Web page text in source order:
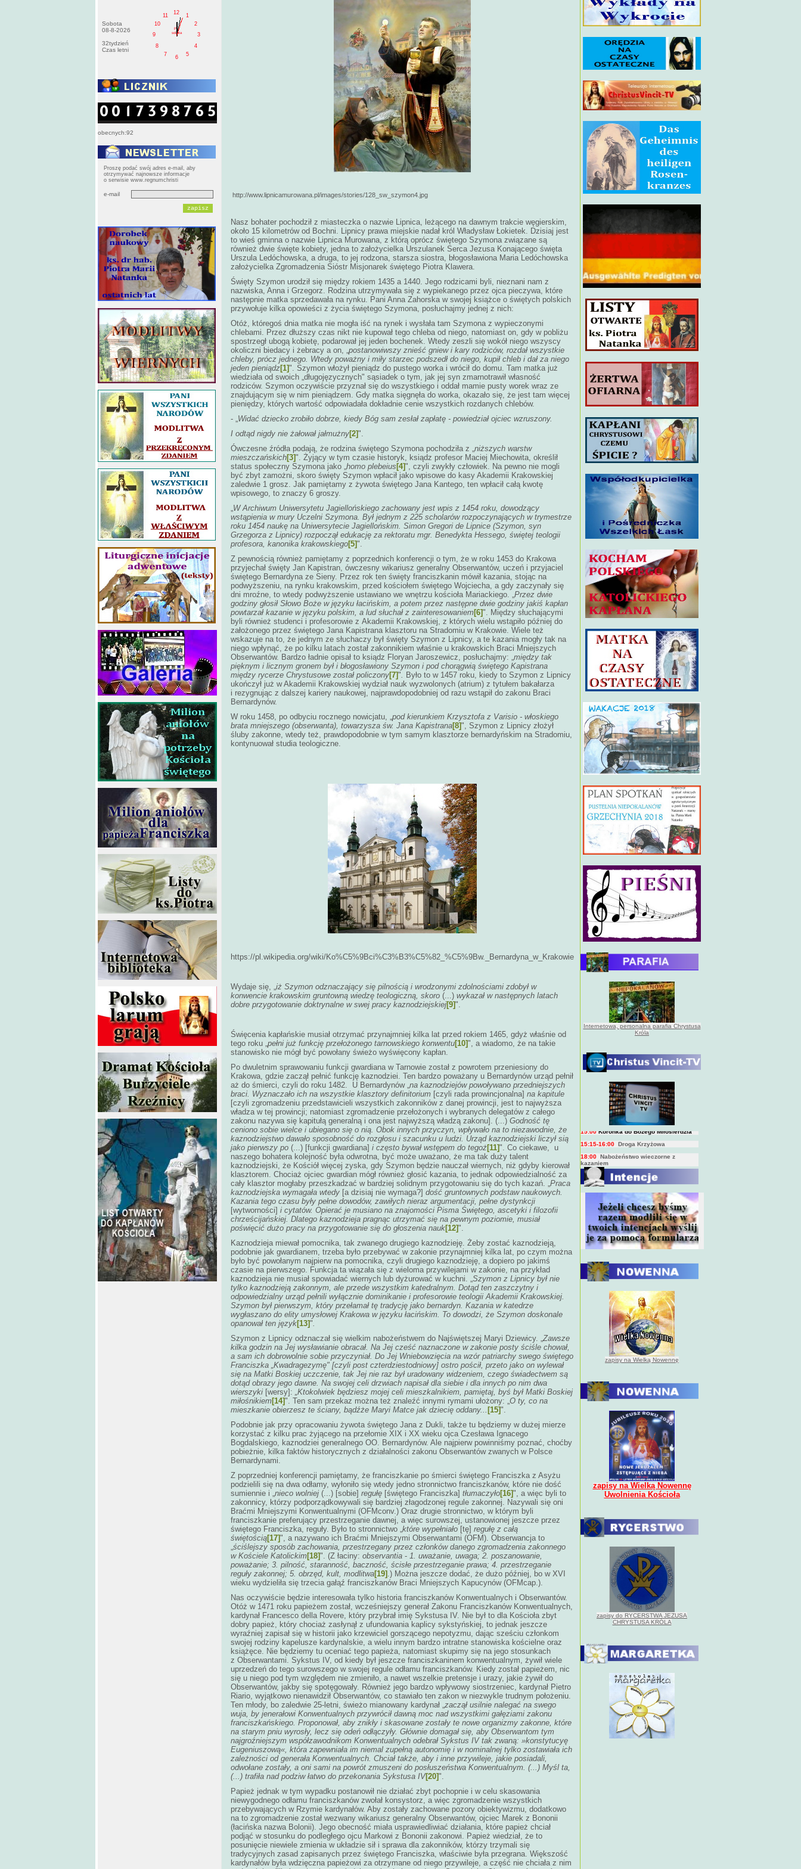
Sobota
08-8-2026
32tydzień
Czas letni
1
2
3
4
5
6
7
8
9
10
11
12
PM
sobota
obecnych:92
Proszę podać swój adres e-mail, aby
otrzymywać najnowsze informacje
o serwisie www.regnumchristi
e-mail http://www.lipnicamurowana.pl/images/stories/128_sw_szymon4.jpg
Nasz bohater pochodził z miasteczka o nazwie Lipnica, leżącego na dawnym trakcie węgierskim,
około 15 kilometrów od Bochni. Lipnicy prawa miejskie nadał król Władysław Łokietek. Dzisiaj jest
to wieś gminna o nazwie Lipnica Murowana, z którą oprócz świętego Szymona związane są
również dwie święte kobiety, jedna to założycielka Urszulanek Serca Jezusa Konającego święta
Urszula Ledóchowska, a druga, to jej rodzona, starsza siostra, błogosławiona Maria Ledóchowska
założycielka Zgromadzenia Sióstr Misjonarek świętego Piotra Klawera.
Święty Szymon urodził się między rokiem 1435 a 1440. Jego rodzicami byli, nieznani nam z
nazwiska, Anna i Grzegorz. Rodzina utrzymywała się z wypiekanego przez ojca pieczywa, które
następnie matka sprzedawała na rynku. Pani Anna Zahorska w swojej książce o świętych polskich
przywołuje kilka opowieści z życia świętego Szymona, posłuchajmy jednej z nich:
Otóż, któregoś dnia matka nie mogła iść na rynek i wysłała tam Szymona z wypieczonymi
chlebami. Przez dłuższy czas nikt nie kupował tego chleba od niego, natomiast on, gdy w pobliżu
spostrzegł ubogą kobietę, podarował jej jeden bochenek. Wtedy zeszli się wokół niego wszyscy
okoliczni biedacy i żebracy a on, „postanowiwszy znieść gniew i kary rodziców, rozdał wszystkie
chleby, prócz jednego. Wtedy poważny i miły starzec podszedł do niego, kupił chleb i dał za niego
jeden pieniądz[1]". Szymon włożył pieniądz do pustego worka i wrócił do domu. Tam matka już
wiedziała od swoich „długojęzycznych" sąsiadek o tym, jak jej syn zmarnotrawił własność
rodziców. Szymon oczywiście przyznał się do wszystkiego i oddał mamie pusty worek wraz ze
znajdującym się w nim pieniądzem. Gdy matka sięgnęła do worka, okazało się, że jest tam więcej
pieniędzy, których wartość odpowiadała dokładnie cenie wszystkich rozdanych chlebów.
- „Widać dziecko zrobiło dobrze, kiedy Bóg sam zesłał zapłatę - powiedział ojciec wzruszony.
I odtąd nigdy nie żałował jałmużny[2]".
Ówczesne źródła podają, że rodzina świętego Szymona pochodziła z „niższych warstw
mieszczańskich[3]". Żyjący w tym czasie historyk, ksiądz profesor Maciej Miechowita, określił
status społeczny Szymona jako „homo plebeius [4]", czyli zwykły człowiek. Na pewno nie mogli
być zbyt zamożni, skoro święty Szymon wpłacił jako wpisowe do kasy Akademii Krakowskiej
zaledwie 1 grosz. Jak pamiętamy z żywota świętego Jana Kantego, ten wpłacił całą kwotę
wpisowego, to znaczy 6 groszy.
„W Archiwum Uniwersytetu Jagiellońskiego zachowany jest wpis z 1454 roku, dowodzący
wstąpienia w mury Uczelni Szymona. Był jednym z 225 scholarów rozpoczynających w trymestrze
roku 1454 naukę na Uniwersytecie Jagiellońskim. Simon Gregori de Lipnice (Szymon, syn
Grzegorza z Lipnicy) rozpoczął edukację za rektoratu mgr. Benedykta Hessego, świętej teologii
profesora, kanonika krakowskiego[5]".
Z pewnością również pamiętamy z poprzednich konferencji o tym, że w roku 1453 do Krakowa
przyjechał święty Jan Kapistran, ówczesny wikariusz generalny Obserwantów, uczeń i przyjaciel
świętego Bernardyna ze Sieny. Przez rok ten święty franciszkanin mówił kazania, stojąc na
podwyższeniu, na rynku krakowskim, przed kościołem świętego Wojciecha, a gdy zaczynały się
dni mroźne, to wtedy podwyższenie ustawiano we wnętrzu kościoła Mariackiego. „Przez dwie
godziny głosił Słowo Boże w języku łacińskim, a potem przez następne dwie godziny jakiś kapłan
powtarzał kazanie w języku polskim, a lud słuchał z zainteresowaniem[6]". Między słuchającymi
byli również studenci i profesorowie z Akademii Krakowskiej, z których wielu wstąpiło później do
założonego przez świętego Jana Kapistrana klasztoru na Stradomiu w Krakowie. Wiele też
wskazuje na to, że jednym ze słuchaczy był święty Szymon z Lipnicy, a te kazania mogły tak na
niego wpłynąć, że po kilku latach został zakonnikiem właśnie u krakowskich Braci Mniejszych
Obserwantów. Bardzo ładnie opisał to ksiądz Floryan Jaroszewicz, posłuchajmy: „między tak
pięknym i licznym gronem był i błogosławiony Szymon i pod chorągwią świętego Kapistrana
między rycerze Chrystusowe został policzony[7]". Było to w 1457 roku, kiedy to Szymon z Lipnicy
ukończył już w Akademii Krakowskiej wydział nauk wyzwolonych (atrium) z tytułem bakałarza
i rezygnując z dalszej kariery naukowej, najprawdopodobniej od razu wstąpił do zakonu Braci
Bernardynów.
W roku 1458, po odbyciu rocznego nowicjatu, „pod kierunkiem Krzysztofa z Varisio - włoskiego
brata mniejszego (obserwanta), towarzysza św. Jana Kapistrana[8]", Szymon z Lipnicy złożył
śluby zakonne, wtedy też, prawdopodobnie w tym samym klasztorze bernardyńskim na Stradomiu,
kontynuował studia teologiczne.
https://pl.wikipedia.org/wiki/Ko%C5%9Bci%C3%B3%C5%82_%C5%9Bw._Bernardyna_w_Krakowie
Wydaje się, „iż Szymon odznaczający się pilnością i wrodzonymi zdolnościami zdobył w
konwencie krakowskim gruntowną wiedzę teologiczną, skoro(...) wykazał w następnych latach
dobre przygotowanie doktrynalne w swej pracy kaznodziejskiej[9]".
Święcenia kapłańskie musiał otrzymać przynajmniej kilka lat przed rokiem 1465, gdyż właśnie od
tego roku „pełni już funkcję przełożonego tarnowskiego konwentu[10]", a wiadomo, że na takie
stanowisko nie mógł być powołany świeżo wyświęcony kapłan.
Po dwuletnim sprawowaniu funkcji gwardiana w Tarnowie został z powrotem przeniesiony do
Krakowa, gdzie zaczął pełnić funkcję kaznodziei. Ten bardzo poważany u Bernardynów urząd pełnił
aż do śmierci, czyli do roku 1482. U Bernardynów „na kaznodziejów powoływano przedniejszych
braci. Wyznaczało ich na wszystkie klasztory definitorium [czyli rada prowincjonalna] na kapitule
[czyli zgromadzeniu przedstawicieli wszystkich zakonników z danej prowincji, jest to najwyższa
władza w tej prowincji; natomiast zgromadzenie przełożonych i wybranych delegatów z całego
zakonu nazywa się kapitułą generalną i ona jest najwyższą władzą zakonu]. (...) Godność tę
ceniono sobie wielce i ubiegano się o nią. Obok innych przyczyn, wpływało na to niezawodnie, że
kaznodziejstwo dawało sposobność do rozgłosu i szacunku u ludzi. Urząd kaznodziejski liczył sią
jako pierwszy po (...) [funkcji gwardiana] i często bywał wstępem do tegoż[11]". Co ciekawe, u
naszego bohatera kolejność była odwrotna, być może uważano, że ma tak duży talent
kaznodziejski, że Kościół więcej zyska, gdy Szymon będzie nauczał wiernych, niż gdyby kierował
klasztorem. Chociaż ojciec gwardian mógł również głosić kazania, to jednak odpowiedzialność za
cały klasztor mogłaby przeszkadzać w bardziej solidnym przygotowaniu się do tych kazań. „Praca
kaznodziejska wymagała wtedy[a dzisiaj nie wymaga?] dość gruntownych podstaw naukowych.
Kazania tego czasu były pełne dowodów, zawiłych nieraz argumentacji, pełne dystynkcji
[wytworności] i cytatów. Opierać je musiano na znajomości Pisma Świętego, ascetyki i filozofii
chrześcijańskiej. Dlatego kaznodzieja pragnąc utrzymać się na pewnym poziomie, musiał
poświęcić dużo pracy na przygotowanie się do głoszenia nauk[12]".
Kaznodzieja miewał pomocnika, tak zwanego drugiego kaznodzieję. Żeby zostać kaznodzieją,
podobnie jak gwardianem, trzeba było przebywać w zakonie przynajmniej kilka lat, po czym można
było być powołanym najpierw na pomocnika, czyli drugiego kaznodzieję, a dopiero po jakimś
czasie na pierwszego. Funkcja ta wiązała się z wieloma przywilejami w zakonie, na przykład
kaznodzieja nie musiał spowiadać wiernych lub dyżurować w kuchni. „Szymon z Lipnicy był nie
tylko kaznodzieją zakonnym, ale przede wszystkim katedralnym. Dotąd ten zaszczytny i
odpowiedzialny urząd pełnili wyłącznie dominikanie i profesorowie teologii Akademii Krakowskiej.
Szymon był pierwszym, który przełamał tę tradycję jako bernardyn. Kazania w katedrze
wygłaszano do elity umysłowej Krakowa w języku łacińskim. To dowodzi, że Szymon doskonale
opanował ten język[13]".
Szymon z Lipnicy odznaczał się wielkim nabożeństwem do Najświętszej Maryi Dziewicy. „Zawsze
kilka godzin na Jej wysławianie obracał. Na Jej cześć naznaczone w zakonie posty ściśle chował,
a sam ich dobrowolnie sobie przyczyniał. Do Jej Wniebowzięcia na wzór patriarchy swego świętego
Franciszka „Kwadragezymę" [czyli post czterdziestodniowy] ostro pościł, przeto jako on wylewał
się na Matki Boskiej uczczenie, tak Jej nie raz był uradowany widzeniem, czego świadectwem są
dotąd obrazy jego dawne. Na swojej celi drzwiach napisał dla siebie i dla innych po nim dwa
wierszyki [wersy]: „Ktokolwiek będziesz mojej celi mieszkalnikiem, pamiętaj, byś był Matki Boskiej
miłośnikiem[14]". Ten sam przekaz można też znaleźć innymi rymami ułożony: „O ty, co na
mieszkanie obierzesz te ściany, bądźże Maryi Matce jak dziecię oddany... [15]".
Podobnie jak przy opracowaniu żywota świętego Jana z Dukli, także tu będziemy w dużej mierze
korzystać z kilku prac żyjącego na przełomie XIX i XX wieku ojca Czesława Ignacego
Bogdalskiego, kaznodziei generalnego OO. Bernardynów. Ale najpierw powinniśmy poznać, choćby
pobieżnie, kilka faktów historycznych z działalności zakonu Obserwantów zwanych w Polsce
Bernardynami.
Z poprzedniej konferencji pamiętamy, że franciszkanie po śmierci świętego Franciszka z Asyżu
podzielili się na dwa odłamy, wyłoniło się wtedy jedno stronnictwo franciszkanów, które nie dość
sumiennie i „nieco wolniej(...) [sobie] regułę[świętego Franciszka] tłumaczyło[16]", a więc byli to
zakonnicy, którzy podporządkowywali się bardziej złagodzonej regule zakonnej. Nazywali się oni
Braćmi Mniejszymi Konwentualnymi (OFMconv.) Oraz drugie stronnictwo, w którym byli
franciszkanie preferujący przestrzeganie dawnej, a więc surowszej, ustanowionej jeszcze przez
świętego Franciszka, reguły. Było to stronnictwo „które wypełniało[tę] regułę z całą
świętością[17]", a nazywano ich Braćmi Mniejszymi Obserwantami (OFM). Obserwancja to
„ściślejszy sposób zachowania, przestrzegany przez członków danego zgromadzenia zakonnego
w Kościele Katolickim[18]". (Z łaciny: observantia- 1. uważanie, uwaga; 2. poszanowanie,
poważanie; 3. pilność, staranność, baczność, ścisłe przestrzeganie prawa; 4. przestrzeganie
reguły zakonnej; 5. obrzęd, kult, modlitwa[19] .) Można jeszcze dodać, że dużo później, bo w XVI
wieku wydzieliła się trzecia gałąź franciszkanów Braci Mniejszych Kapucynów (OFMcap.).
Nas oczywiście będzie interesowała tylko historia franciszkanów Konwentualnych i Obserwantów.
Otóż w 1471 roku papieżem został, wcześniejszy generał Zakonu Franciszkanów Konwentualnych,
kardynał Francesco della Rovere, który przybrał imię Sykstusa IV. Nie był to dla Kościoła zbyt
dobry papież, który chociaż zasłynął z ufundowania kaplicy sykstyńskiej, to jednak jeszcze
wyraźniej zapisał się w historii jako krzewiciel gorszącego nepotyzmu, dając sześciu członkom
swojej rodziny kapelusze kardynalskie, a wielu innym bardzo intratne stanowiska kościelne oraz
książęce. Nie będziemy tu oceniać tego papieża, natomiast skupimy się na jego stosunkach
z Obserwantami. Sykstus IV, od kiedy był jeszcze franciszkaninem konwentualnym, żywił wiele
uprzedzeń do tego surowszego w swojej regule odłamu franciszkanów. Kiedy został papieżem, nic
się u niego pod tym względem nie zmieniło, a nawet wszelkie pretensje i urazy, jakie żywił do
Obserwantów, jakby się spotęgowały. Również jego bardzo wpływowy siostrzeniec, kardynał Pietro
Riario, wyjątkowo nienawidził Obserwantów, co stawiało ten zakon w niezwykle trudnym położeniu.
Ten młody, bo zaledwie 25-letni, świeżo mianowany kardynał „zaczął usilnie nalegać na swego
wuja, by jenerałowi Konwentualnych przywrócił dawną moc nad wszystkimi gałęziami zakonu
franciszkańskiego. Proponował, aby znikły i skasowane zostały te nowe organizmy zakonne, które
na starym pniu wyrosły, lecz się odeń odłączyły. Głównie domagał się, aby Obserwantom tym
najgroźniejszym współzawodnikom Konwentualnych odebrał Sykstus IV tak zwaną: »konstytucyę
Eugeniuszową«, która zapewniała im niemal zupełną autonomię i w nominalnej tylko zostawiała ich
zależności od generała Konwentualnych. Chciał także, aby i inne przywileje, jakie posiadali,
odwołane zostały, a oni sami na powrót zmuszeni do posłuszeństwa Konwentualnym. (...) Myśl ta,
(...) trafiła nad podziw łatwo do przekonania Sykstusa IV[20]".
Papież jednak w tym wypadku postanowił nie działać zbyt pochopnie i w celu skasowania
niewygodnego odłamu franciszkanów zwołał konsystorz, a więc zgromadzenie wszystkich
przebywających w Rzymie kardynałów. Aby zostały zachowane pozory obiektywizmu, dodatkowo
na to zgromadzenie został wezwany wikariusz generalny Obserwantów, ojciec Marek z Bononii
(łacińska nazwa Bolonii). Jego obecność miała usprawiedliwiać działania, które papież chciał
podjąć w stosunku do podległego ojcu Markowi z Bononii zakonowi. Papież wiedział, że to
posunięcie niewiele zmienia w układzie sił i sprawa dla zakonników, którzy trzymali się
tradycyjnych zasad zapisanych przez świętego Franciszka, właściwie była przegrana. Większość
kardynałów była wdzięczna papieżowi za otrzymane od niego przywileje, a część nie chciała z nim
Internetowa, personalna parafia Chrystusa
Króla
BIEŻĄCY PROGRAM TRANSMISJI
BEZPOŚREDNICH(na żywo)
Msza święta
Koronka do Bożego Miłosierdzia
15:15-16:00 Droga Krzyżowa
kazaniem
10:00 Niedzielna Msza święta w miarę
możliwości ks. Piotra
zapisy na Wielką Nowennę
zapisy na Wielką Nowennę
Uwolnienia Kościoła
zapisy do RYCERSTWA JEZUSA
CHRYSTUSA KRÓLA